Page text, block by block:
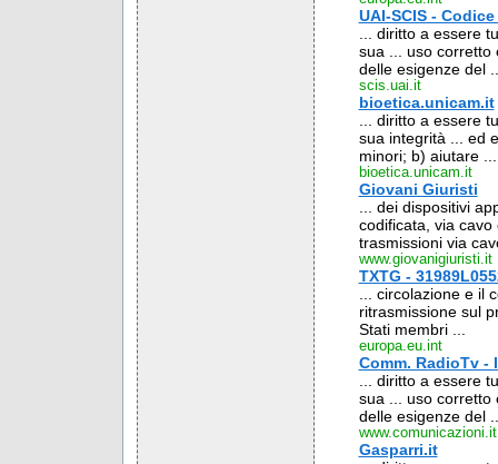
UAI-SCIS -
... diritto a essere
sua ... uso corretto
delle esigenze del
scis.uai.it
bioetica.unicam.it
... diritto a essere
sua integrità ... ed
minori; b) aiutare ...
bioetica.unicam.it
Giovani Giuristi
... dei dispositivi
codificata, via
trasmissioni via
www.giovanigiuristi.it
TXTG -
... circolazione e il
ritrasmissione sul
Stati membri ...
europa.eu.int
Comm. RadioTv -
... diritto a essere
sua ... uso corretto
delle esigenze del
www.comunicazioni.it
Gasparri.it